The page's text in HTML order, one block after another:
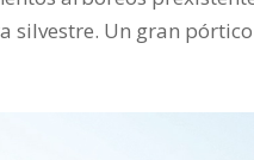
silvestre. Un gran